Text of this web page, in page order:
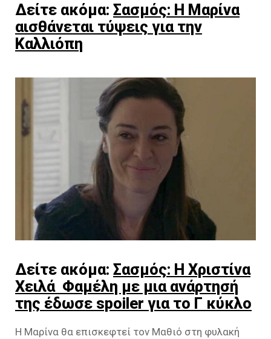
Δείτε ακόμα: Σασμός: Η Μαρίνα
αισθάνεται τύψεις για την
Καλλιόπη
Δείτε ακόμα: Σασμός: Η Χριστίνα
Χειλά Φαμέλη με μια ανάρτησή
της έδωσε spoiler για το Γ κύκλο
Η Μαρίνα θα επισκεφτεί τον Μαθιό στη φυλακή